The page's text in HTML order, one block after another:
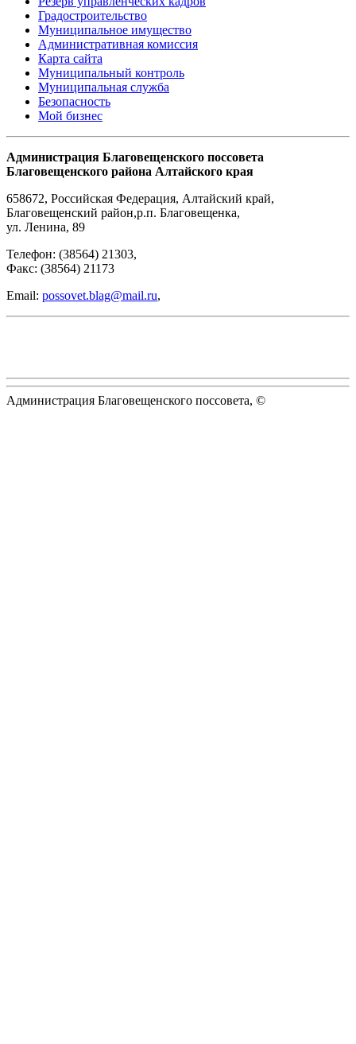
Градостроительство
Муниципальное имущество
Административная комиссия
Карта сайта
Муниципальный контроль
Муниципальная служба
Безопасность
Мой бизнес
Администрация Благовещенского поссовета
Благовещенского района Алтайского края
658672, Российская Федерация, Алтайский край,
Благовещенский район,р.п. Благовещенка,
ул. Ленина, 89
Телефон: (38564) 21303,
Факс: (38564) 21173
Email: possovet.blag@mail.ru,
Администрация Благовещенского поссовета, ©